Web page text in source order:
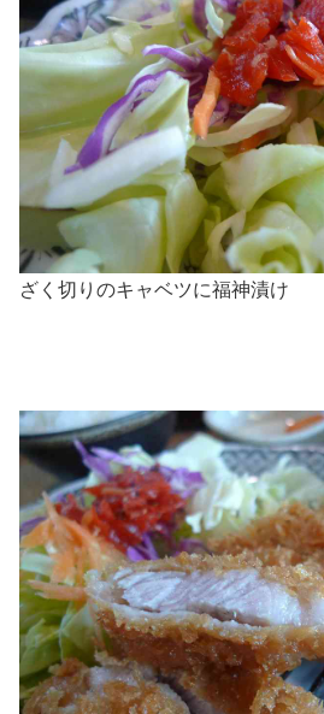
ざく切りのキャベツに福神漬け